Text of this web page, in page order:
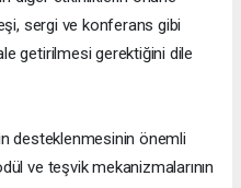
sergi ve konferans gibi
getirilmesi gerektiğini dile
desteklenmesinin önemli
ve teşvik mekanizmalarının